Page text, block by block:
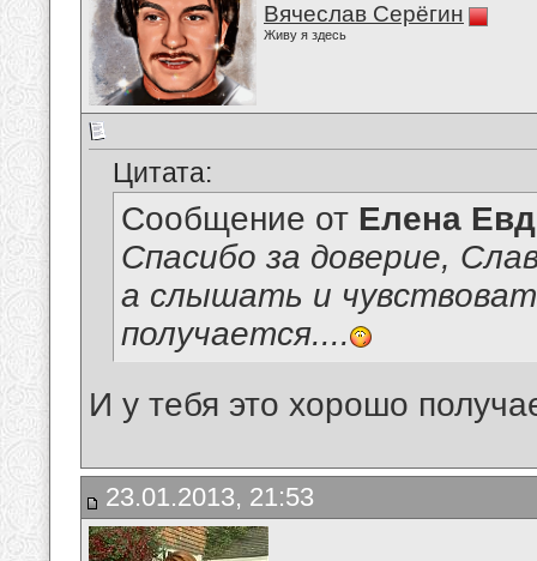
Вячеслав Серёгин
Живу я здесь
Цитата:
Сообщение от Елена
Спасибо за доверие,
а слышать и
получается....
И у тебя это хорошо
23.01.2013, 21:53